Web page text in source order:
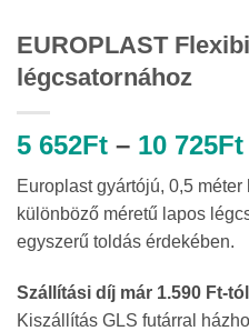
EUROPLAST
légcsatornához
5 652Ft – 10 725Ft
Europlast gyártójú, 0,5
különböző méretű lapos
egyszerű toldás érdekében.
Szállítási díj már 1.590 Ft-
Kiszállítás GLS futárral